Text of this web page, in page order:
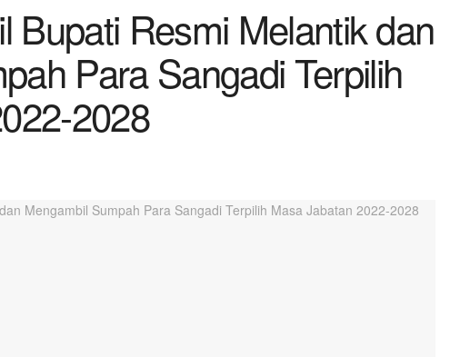
Bupati Resmi Melantik dan
Para Sangadi Terpilih
2028